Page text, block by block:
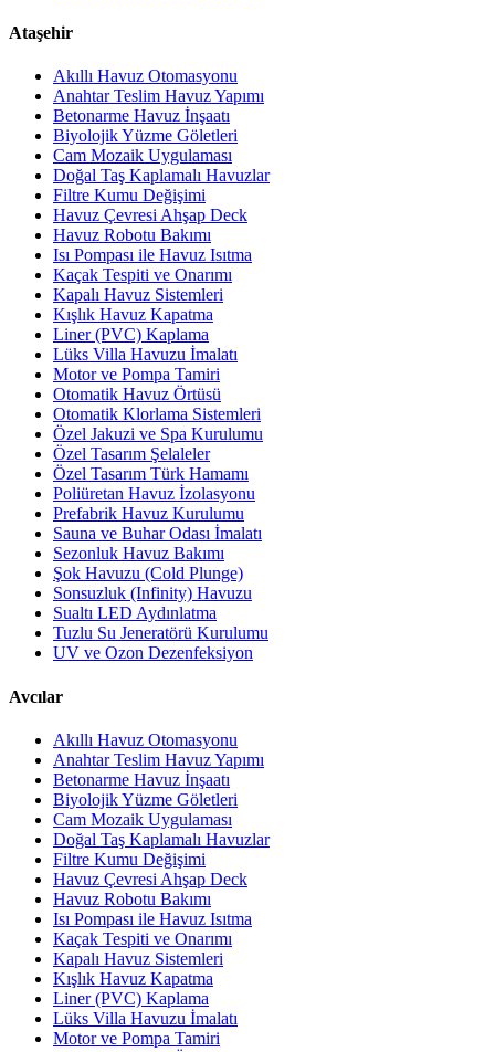
Ataşehir
Akıllı Havuz Otomasyonu
Anahtar Teslim Havuz Yapımı
Betonarme Havuz İnşaatı
Biyolojik Yüzme Göletleri
Cam Mozaik Uygulaması
Doğal Taş Kaplamalı Havuzlar
Filtre Kumu Değişimi
Havuz Çevresi Ahşap Deck
Havuz Robotu Bakımı
Isı Pompası ile Havuz Isıtma
Kaçak Tespiti ve Onarımı
Kapalı Havuz Sistemleri
Kışlık Havuz Kapatma
Liner (PVC) Kaplama
Lüks Villa Havuzu İmalatı
Motor ve Pompa Tamiri
Otomatik Havuz Örtüsü
Otomatik Klorlama Sistemleri
Özel Jakuzi ve Spa Kurulumu
Özel Tasarım Şelaleler
Özel Tasarım Türk Hamamı
Poliüretan Havuz İzolasyonu
Prefabrik Havuz Kurulumu
Sauna ve Buhar Odası İmalatı
Sezonluk Havuz Bakımı
Şok Havuzu (Cold Plunge)
Sonsuzluk (Infinity) Havuzu
Sualtı LED Aydınlatma
Tuzlu Su Jeneratörü Kurulumu
UV ve Ozon Dezenfeksiyon
Avcılar
Akıllı Havuz Otomasyonu
Anahtar Teslim Havuz Yapımı
Betonarme Havuz İnşaatı
Biyolojik Yüzme Göletleri
Cam Mozaik Uygulaması
Doğal Taş Kaplamalı Havuzlar
Filtre Kumu Değişimi
Havuz Çevresi Ahşap Deck
Havuz Robotu Bakımı
Isı Pompası ile Havuz Isıtma
Kaçak Tespiti ve Onarımı
Kapalı Havuz Sistemleri
Kışlık Havuz Kapatma
Liner (PVC) Kaplama
Lüks Villa Havuzu İmalatı
Motor ve Pompa Tamiri